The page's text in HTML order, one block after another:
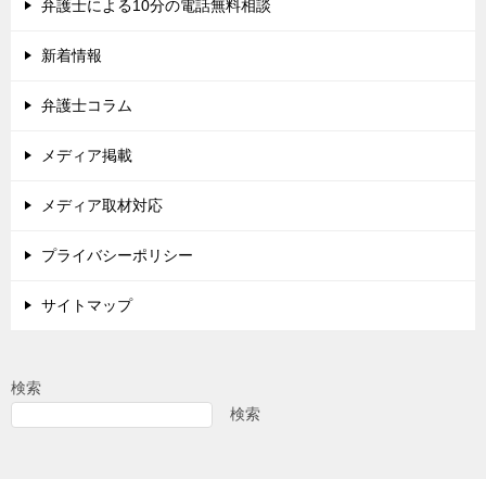
弁護士による10分の電話無料相談
新着情報
弁護士コラム
メディア掲載
メディア取材対応
プライバシーポリシー
サイトマップ
検索
検索